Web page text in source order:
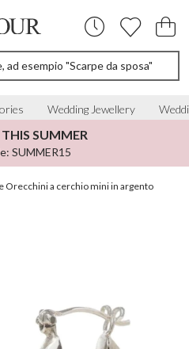
ad esempio "Scarpe da sposa"
Wedding Jewellery
SUMMER
SUMMER15
Orecchini a cerchio mini in argento